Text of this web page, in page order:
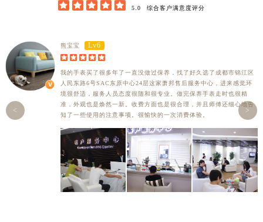
     5.0 综合客户满意度评分
熊宝宝 Lv6
    
我的手表买了很多年了一直没做过保养，找了好久选了成都市锦江区
人民东路6号SAC东原中心24层这家萧邦售后服务中心，进来感觉环
境很舒适，服务人员态度很随和很专业。做完保养手表走时也很精
准，外观也是焕然一新。收费方面也是很合理，并且师傅还细心地告
知了一些使用的注意事项。很愉快的一次消费体验。
>
<